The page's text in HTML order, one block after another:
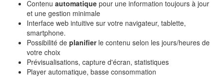
Contenu automatique pour une information toujours à jour
et une gestion minimale
Interface web intuitive sur votre navigateur, tablette,
smartphone.
Possibilité de planifierle contenu selon les jours/heures de
votre choix
Prévisualisations, capture d'écran, statistiques
Player automatique, basse consommation